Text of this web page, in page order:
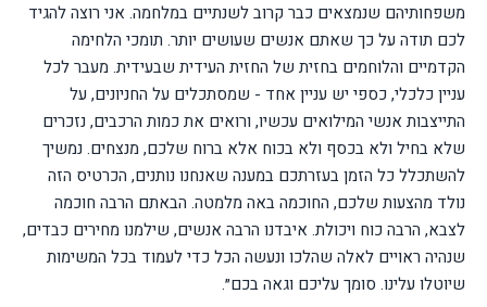
משפחותיהם שנמצאים כבר קרוב לשנתיים במלחמה. אני רוצה להגיד
לכם תודה על כך שאתם אנשים שעושים יותר. תומכי הלחימה
הקדמיים והלוחמים בחזית של החזית העידית שבעידית. מעבר לכל
עניין כלכלי, כספי יש עניין אחד - שמסתכלים על החניונים, על
התייצבות אנשי המילואים עכשיו, ורואים את כמות הרכבים, נזכרים
שלא בחיל ולא בכסף ולא בכוח אלא ברוח שלכם, מנצחים. נמשיך
להשתכלל כל הזמן בעזרתכם במענה שאנחנו נותנים, הכרטיס הזה
נולד מהצעות שלכם, החוכמה באה מלמטה. הבאתם הרבה חוכמה
לצבא, הרבה כוח ויכולת. איבדנו הרבה אנשים, שילמנו מחירים כבדים,
שנהיה ראויים לאלה שהלכו ונעשה הכל כדי לעמוד בכל המשימות
שיוטלו עלינו. סומך עליכם וגאה בכם״.